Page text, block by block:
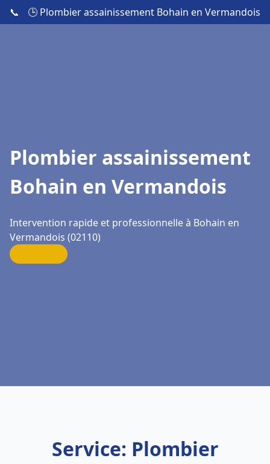
📞 🕒 Plombier assainissement Bohain en Vermandois
Plombier assainissement
Bohain en Vermandois
Intervention rapide et professionnelle à Bohain en
Vermandois (02110)
Service: Plombier